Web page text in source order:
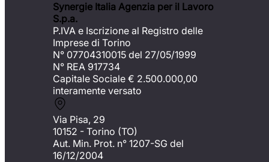
Synergie Italia Agenzia per il Lavoro
S.p.a.
P.IVA e Iscrizione al Registro delle
Imprese di Torino
N° 07704310015 del 27/05/1999
N° REA 917734
Capitale Sociale € 2.500.000,00
interamente versato
Via Pisa, 29
10152 - Torino (TO)
Aut. Min. Prot. n° 1207-SG del
16/12/2004